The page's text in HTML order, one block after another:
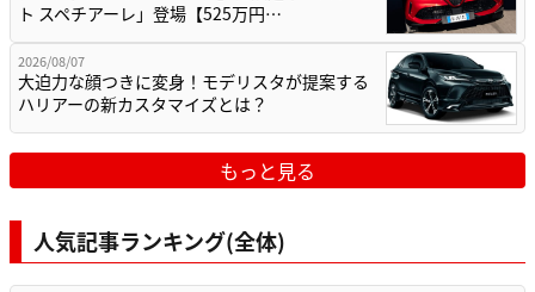
ト スペチアーレ」登場【525万円…
2026/08/07
大迫力な顔つきに変身！モデリスタが提案する
ハリアーの新カスタマイズとは？
もっと見る
人気記事ランキング(全体)